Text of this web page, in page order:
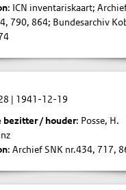
: ICN inventariskaart;
790, 864; Bundesarchiv
| 1941-12-19
bezitter / houder: Posse, H.
: Archief SNK nr.434, 717,